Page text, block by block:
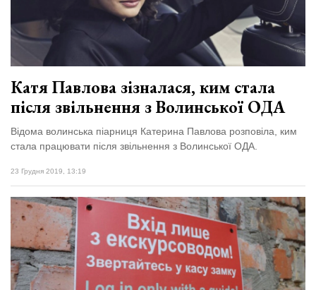
Катя Павлова зізналася, ким стала
після звільнення з Волинської ОДА
Відома волинська піарниця Катерина Павлова розповіла, ким
стала працювати після звільнення з Волинської ОДА.
23 Грудня 2019, 13:19